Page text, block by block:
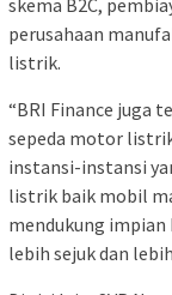
perusahaan
listrik.
“BRI Finance juga
sepeda motor
instansi-instansi
listrik baik mobil
mendukung
lebih sejuk dan